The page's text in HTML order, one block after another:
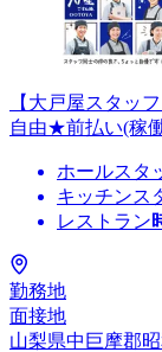
【大戸屋スタッ
自由★前払い(稼
ホールスタ
キッチンス
レストラン
勤務地
面接地
山梨県中巨摩郡